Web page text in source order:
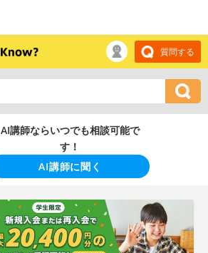
質問する
AI講師ならいつでも相談可能で
す！
AI講師に聞く